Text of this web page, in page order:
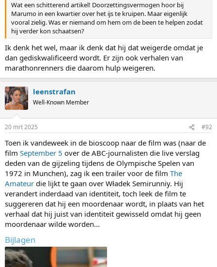
Wat een schitterend artikel! Doorzettingsvermogen hoor bij
Marumo in een kwartier over het ijs te kruipen. Maar eigenlijk
vooral zielig. Was er niemand om hem om de been te helpen zodat
hij verder kon schaatsen?
Ik denk het wel, maar ik denk dat hij dat weigerde omdat je
dan gediskwalificeerd wordt. Er zijn ook verhalen van
marathonrenners die daarom hulp weigeren.
leenstrafan
Well-Known Member
20 mrt 2025 #92
Toen ik vandeweek in de bioscoop naar de film was (naar de
film September 5 over de ABC-journalisten die live verslag
deden van de gijzeling tijdens de Olympische Spelen van
1972 in Munchen), zag ik een trailer voor de film The
Amateur die lijkt te gaan over Władek Semirunniy. Hij
verandert inderdaad van identiteit, toch leek de film te
suggereren dat hij een moordenaar wordt, in plaats van het
verhaal dat hij juist van identiteit gewisseld omdat hij geen
moordenaar wilde worden...
Bijlagen